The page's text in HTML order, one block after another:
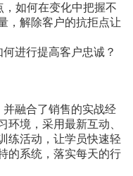
，如何在变化中把握不
，解除客户的抗拒点让
进行提高客户忠诚？
融合了销售的实战经
环境，采用最新互动、
练活动，让学员快速轻
的系统，落实每天的行